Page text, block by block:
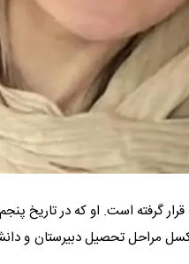
گرفته است. او که در تاریخ
مراحل تحصیل دبیرستان و